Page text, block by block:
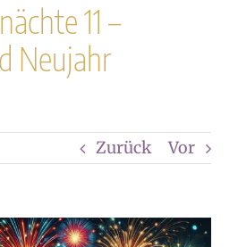
11 –
Neujahr
Zurück Vor